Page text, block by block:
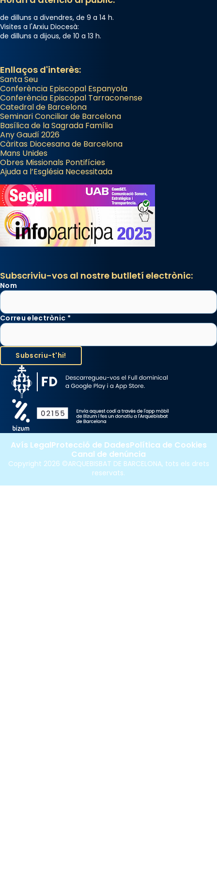
de dilluns a divendres, de 9 a 14 h.
Visites a l'Arxiu Diocesà:
de dilluns a dijous, de 10 a 13 h.
Enllaços d'interès:
Santa Seu
Conferència Episcopal Espanyola
Conferència Episcopal Tarraconense
Catedral de Barcelona
Seminari Conciliar de Barcelona
Basílica de la Sagrada Família
Any Gaudí 2026
Càritas Diocesana de Barcelona
Mans Unides
Obres Missionals Pontifícies
Ajuda a l’Església Necessitada
Subscriviu-vos al nostre butlletí electrònic:
Nom
Correu electrònic *
Copyright 2026 ©ARQUEBISBAT DE BARCELONA, tots els drets
reservats.
Avís LegalProtecció de DadesPolítica de Cookies
Canal de denúncia